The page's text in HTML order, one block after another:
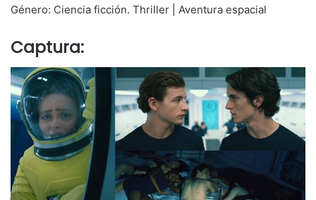
Género: Ciencia ficción. Thriller | Aventura espacial
Captura: